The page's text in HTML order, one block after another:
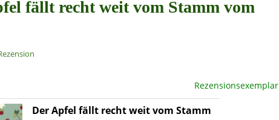
fällt recht weit vom Stamm vom
Rezensionsexemplar
Der Apfel fällt recht weit vom Stamm